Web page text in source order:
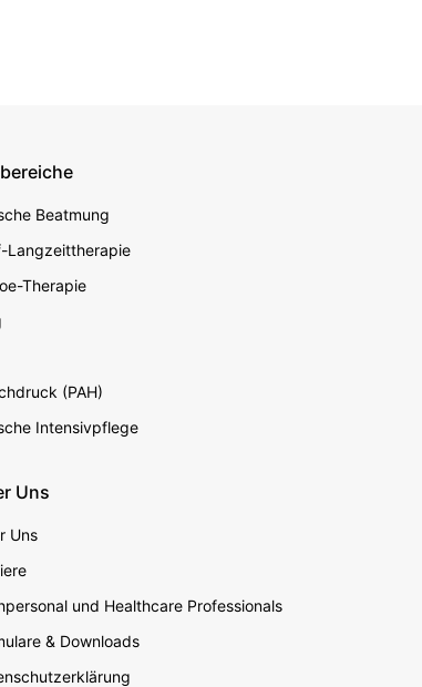
Beatmung
Langzeittherapie
Therapie
(PAH)
Intensivpflege
Uns
Uns
und Healthcare Professionals
& Downloads